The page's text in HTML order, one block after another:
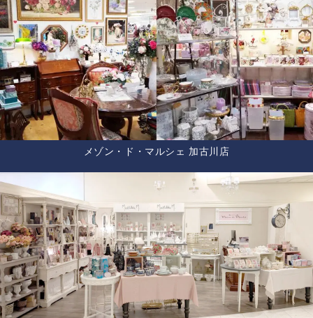
メゾン・ド・マルシェ 加古川店